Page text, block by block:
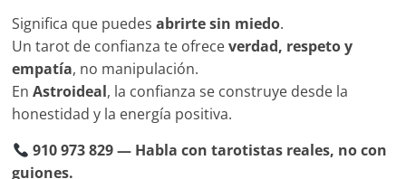
Significa que puedesabrirte sin miedo.
Un tarot de confianza te ofreceverdad, respeto y
empatía, no manipulación.
EnAstroideal, la confianza se construye desde la
honestidad y la energía positiva.
910 973 829 — Habla con tarotistas reales, no con
guiones.